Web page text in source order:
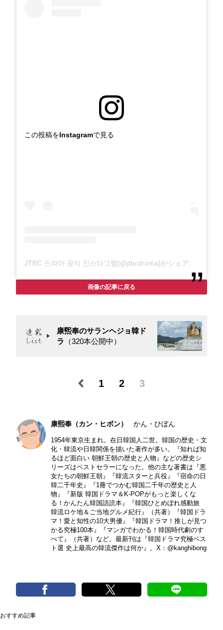
この投稿をInstagramで見る
画像の記事に戻る
康煕奉のサランヘジョ韓ド
ラ （320本公開中）
1 2 3
康熙奉（カン・ヒボン） かん・ひぼん
1954年東京生まれ。在日韓国人二世。韓国の歴史・文
化・韓流や日韓関係を描いた著作が多い。『知れば知
るほど面白い 朝鮮王朝の歴史と人物』などの歴史シ
リーズはベストセラーになった。他の主な著書は『悪
女たちの朝鮮王朝』『韓流スターと兵役』『宿命の日
韓二千年史』『1冊でつかむ韓国二千年の歴史と人
物』『新版 韓国ドラマ＆K-POPがもっと楽しくな
る！かんたん韓国語読本』『韓国ひとめぼれ感動旅
韓流ロケ地＆ご当地グルメ紀行』（共著）『韓国ドラ
マ！愛と知性の10大男優』『韓国ドラマ！推しが見つ
かる究極100本』『マンガでわかる！韓国時代劇のす
べて』（共著）など。最新刊は『韓国ドラマ究極ベス
ト選 史上最高の韓流傑作は何か』。X： @kanghibong
おすすめ記事